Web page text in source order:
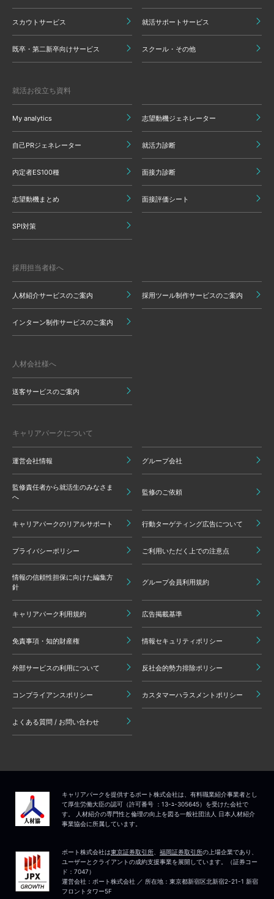
スカウトサービス 就活サポートサービス
既卒・第二新卒向けサービス スクール・その他
就活お役立ち資料
My analytics 志望動機ジェネレーター
自己PRジェネレーター 就活力診断
内定者ES100種 面接力診断
志望動機まとめ 面接評価シート
SPI対策
採用担当者様へ
人材紹介サービスのご案内 採用ツール制作サービスのご案内
インターン制作サービスのご案内
人材会社様へ
送客サービスのご案内
キャリアパークについて
運営会社情報 グループ会社
監修責任者から就活生のみなさま
へ
監修のご依頼
キャリアパークのリアルサポート 行動ターゲティング広告について
プライバシーポリシー ご利用いただく上での注意点
情報の信頼性担保に向けた編集方
針
グループ会員利用規約
キャリアパーク利用規約 広告掲載基準
免責事項・知的財産権 情報セキュリティポリシー
外部サービスの利用について 反社会的勢力排除ポリシー
コンプライアンスポリシー カスタマーハラスメントポリシー
よくある質問 / お問い合わせ